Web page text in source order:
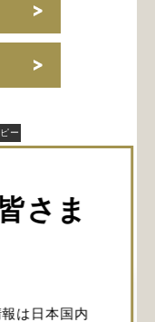
さま
は日本国内
ー